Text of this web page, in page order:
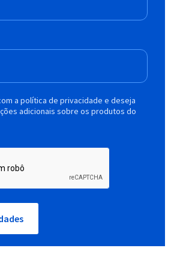
a política de privacidade e deseja
adicionais sobre os produtos do